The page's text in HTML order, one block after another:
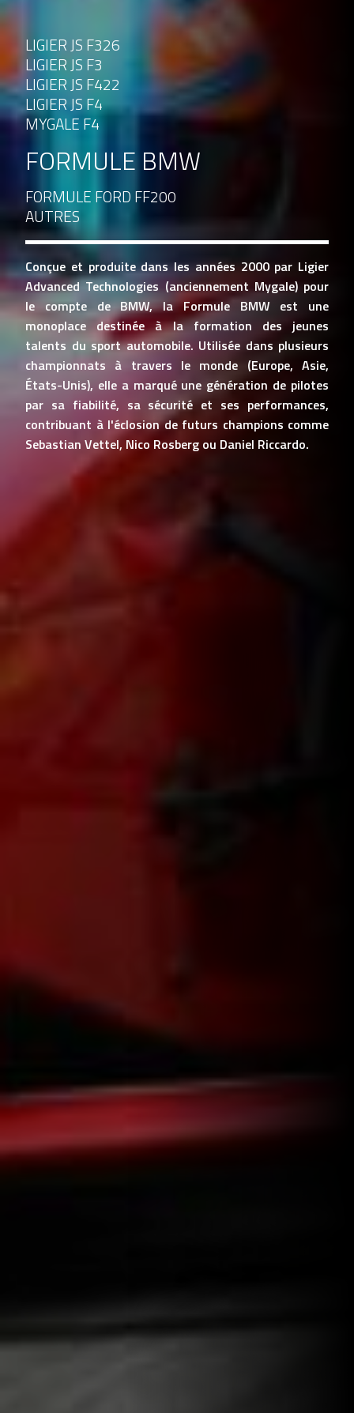
LIGIER JS F326
LIGIER JS F3
LIGIER JS F422
LIGIER JS F4
MYGALE F4
FORMULE BMW
FORMULE FORD FF200
AUTRES
Conçue et produite dans les années 2000 par Ligier
Advanced Technologies (anciennement Mygale) pour
le compte de BMW, la Formule BMW est une
monoplace destinée à la formation des jeunes
talents du sport automobile. Utilisée dans plusieurs
championnats à travers le monde (Europe, Asie,
États-Unis), elle a marqué une génération de pilotes
par sa fiabilité, sa sécurité et ses performances,
contribuant à l'éclosion de futurs champions comme
Sebastian Vettel, Nico Rosberg ou Daniel Riccardo.